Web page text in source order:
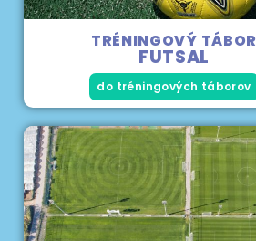
TRÉNINGOVÝ TÁBOR
FUTSAL
do tréningových táborov